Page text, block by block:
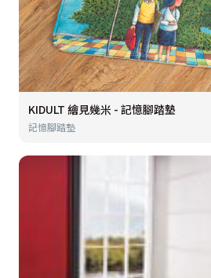
KIDULT 繪見幾米 - 記憶腳踏墊
記憶腳踏墊